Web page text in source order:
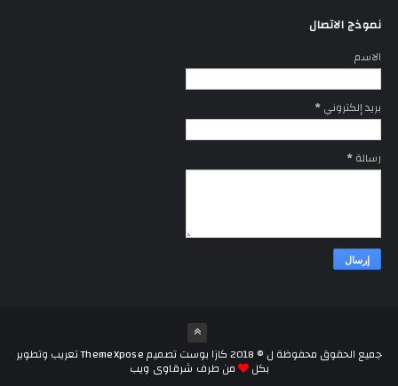
نموذج الاتصال
الاسم
بريد إلكتروني*
رسالة*
جميع الحقوق محفوظة ل ©2018كازا بوستتصميمThemeXposeتعريب وتطوير
بكل من طرف شرقاوى ويب